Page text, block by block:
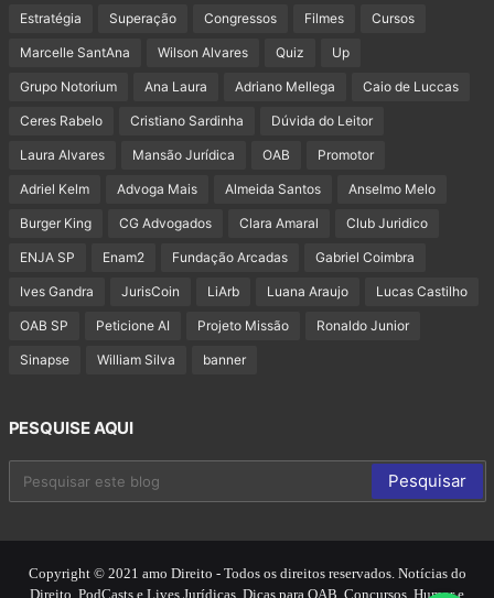
Estratégia Superação Congressos Filmes Cursos
Marcelle SantAna Wilson Alvares Quiz Up
Grupo Notorium Ana Laura Adriano Mellega Caio de Luccas
Ceres Rabelo Cristiano Sardinha Dúvida do Leitor
Laura Alvares Mansão Jurídica OAB Promotor
Adriel Kelm Advoga Mais Almeida Santos Anselmo Melo
Burger King CG Advogados Clara Amaral Club Juridico
ENJA SP Enam2 Fundação Arcadas Gabriel Coimbra
Ives Gandra JurisCoin LiArb Luana Araujo Lucas Castilho
OAB SP Peticione AI Projeto Missão Ronaldo Junior
Sinapse William Silva banner
PESQUISE AQUI
Copyright © 2021 amo Direito - Todos os direitos reservados. Notícias do
Direito, PodCasts e Lives Jurídicas, Dicas para OAB, Concursos, Humor e